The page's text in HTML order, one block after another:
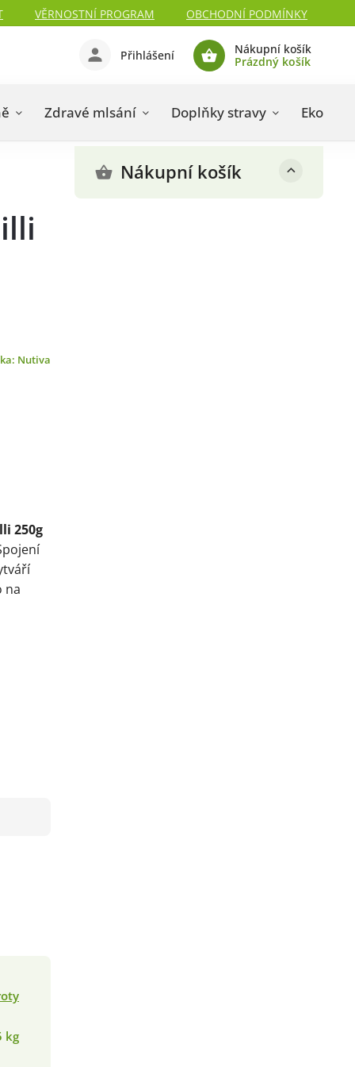
VĚRNOSTNÍ PROGRAM OBCHODNÍ PODMÍNKY
Nákupní košík
Prázdný košík
Přihlášení
Zdravé mlsání Doplňky stravy Eko
Nákupní košík
Nutiva
250g
na
kg